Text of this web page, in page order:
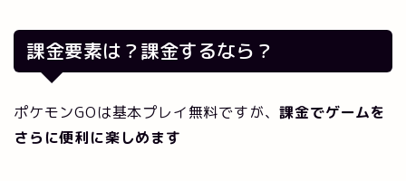
課金要素は？課金するなら？
ポケモンGOは基本プレイ無料ですが、課金でゲームを
さらに便利に楽しめます